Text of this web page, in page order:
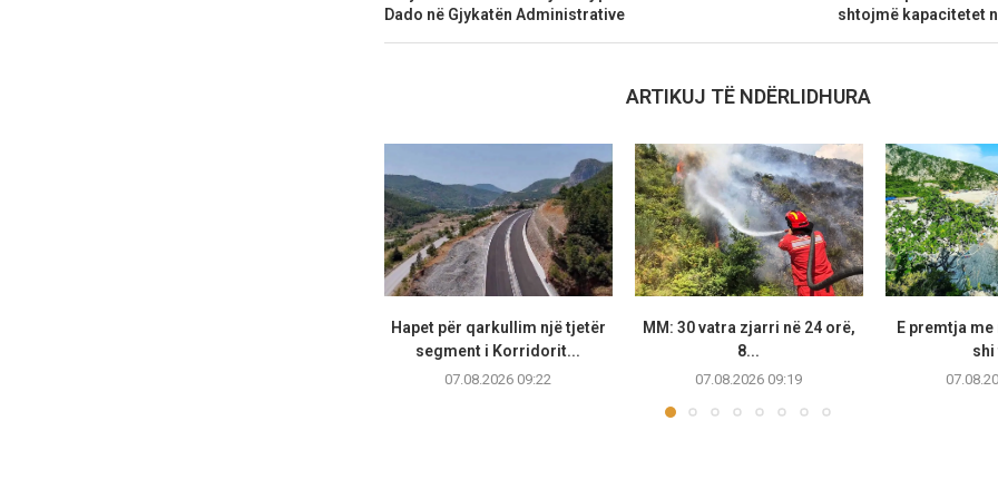
Dado në Gjykatën Administrative
shtojmë kapacitetet
ARTIKUJ TË NDËRLIDHURA
Hapet për qarkullim një tjetër
segment i Korridorit...
07.08.2026 09:22
MM: 30 vatra zjarri në 24 orë,
8...
07.08.2026 09:19
E premtja
shi